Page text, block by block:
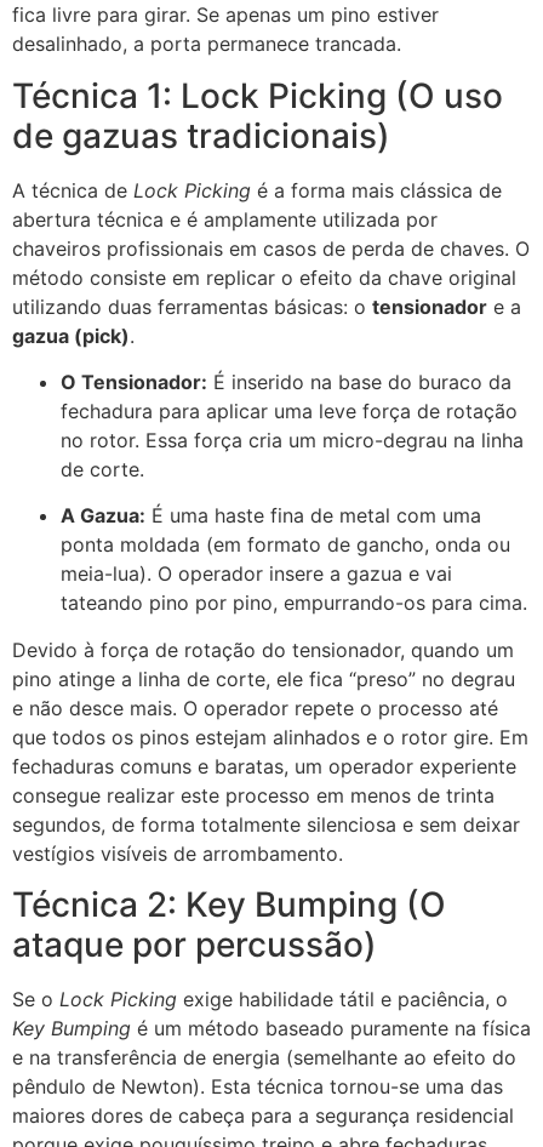
fica livre para girar. Se apenas um pino estiver
desalinhado, a porta permanece trancada.
Técnica 1: Lock Picking (O uso
de gazuas tradicionais)
A técnica de Lock Picking é a forma mais clássica de
abertura técnica e é amplamente utilizada por
chaveiros profissionais em casos de perda de chaves. O
método consiste em replicar o efeito da chave original
utilizando duas ferramentas básicas: o tensionador e a
gazua (pick).
O Tensionador: É inserido na base do buraco da
fechadura para aplicar uma leve força de rotação
no rotor. Essa força cria um micro-degrau na linha
de corte.
A Gazua: É uma haste fina de metal com uma
ponta moldada (em formato de gancho, onda ou
meia-lua). O operador insere a gazua e vai
tateando pino por pino, empurrando-os para cima.
Devido à força de rotação do tensionador, quando um
pino atinge a linha de corte, ele fica “preso” no degrau
e não desce mais. O operador repete o processo até
que todos os pinos estejam alinhados e o rotor gire. Em
fechaduras comuns e baratas, um operador experiente
consegue realizar este processo em menos de trinta
segundos, de forma totalmente silenciosa e sem deixar
vestígios visíveis de arrombamento.
Técnica 2: Key Bumping (O
ataque por percussão)
Se o Lock Picking exige habilidade tátil e paciência, o
Key Bumping é um método baseado puramente na física
e na transferência de energia (semelhante ao efeito do
pêndulo de Newton). Esta técnica tornou-se uma das
maiores dores de cabeça para a segurança residencial